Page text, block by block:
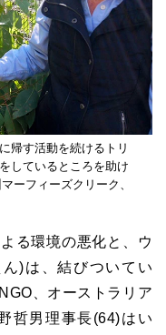
帰す活動を続けるトリ
しているところを助け
ーフィーズクリーク、
る環境の悪化と、ウ
)は、結びついてい
、オーストラリア
哲男理事長(64)はい